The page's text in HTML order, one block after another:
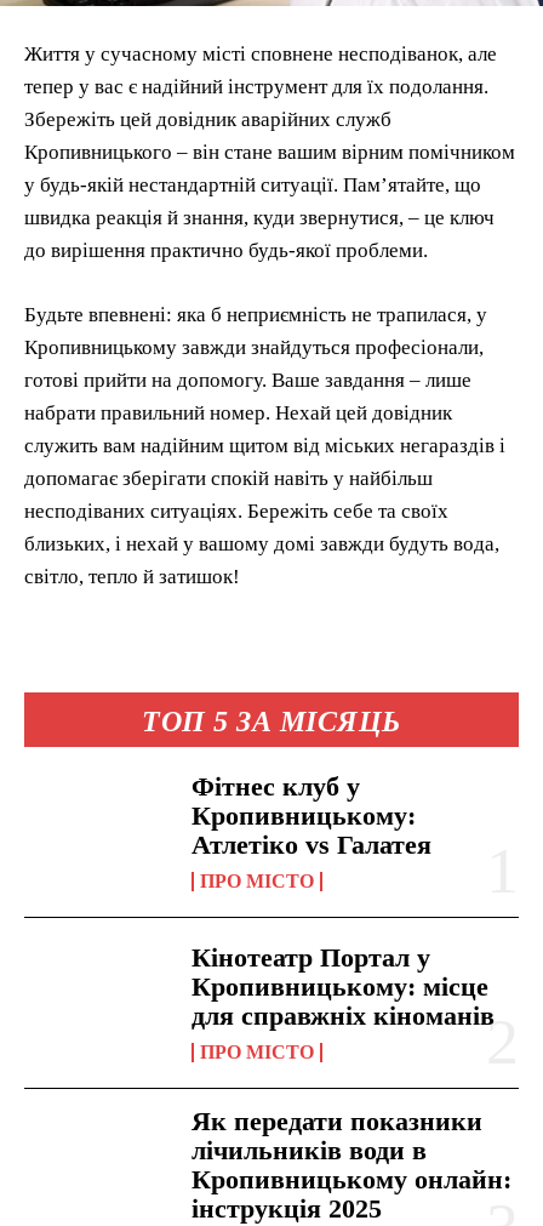
ТОП 5 ЗА МІСЯЦЬ
Фітнес клуб у
Кропивницькому:
Атлетіко vs Галатея
ПРО МІСТО
Кінотеатр Портал у
Кропивницькому: місце
для справжніх кіноманів
ПРО МІСТО
Як передати показники
лічильників води в
Кропивницькому онлайн:
інструкція 2025
Життя у сучасному місті сповнене несподіванок, але
тепер у вас є надійний інструмент для їх подолання.
Збережіть цей довідник аварійних служб
Кропивницького – він стане вашим вірним помічником
у будь-якій нестандартній ситуації. Пам’ятайте, що
швидка реакція й знання, куди звернутися, – це ключ
до вирішення практично будь-якої проблеми.
Будьте впевнені: яка б неприємність не трапилася, у
Кропивницькому завжди знайдуться професіонали,
готові прийти на допомогу. Ваше завдання – лише
набрати правильний номер. Нехай цей довідник
служить вам надійним щитом від міських негараздів і
допомагає зберігати спокій навіть у найбільш
несподіваних ситуаціях. Бережіть себе та своїх
близьких, і нехай у вашому домі завжди будуть вода,
світло, тепло й затишок!